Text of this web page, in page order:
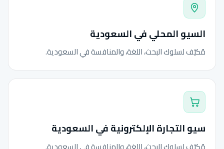
السيو المحلي في السعودية
مُكيّف لسلوك البحث، اللغة، والمنافسة في السعودية.
سيو التجارة الإلكترونية في السعودية